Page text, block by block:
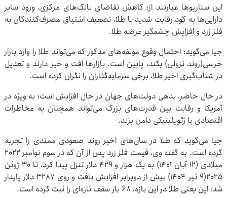
این سناریوها عبارتند از: کاهش تقاضای بانک‌های مرکزی، ورود سایر
دارایی‌ها به گود رقابت شدید با طلا، تضعیف اشتیاق مصرف‌کنندگان به
فلز زرد و افزایش چشمگیر عرضه طلا.
جیا می‌گوید: احتمال وقوع مولفه‌های مذکور که می‌تواند طلا را وارد بازار
خرسی(روند نزولی) بکند، پایین است. بازارها افت و خیز دارند و تعدیل
در شتاب‌گیری اخیر طلا، برخی سرمایه‌گذاران را نگران کرده است.
در حال حاضر، بدهی دولت‌های جهان در حال افزایش است؛ به ویژه در
آمریکا و رقابت بین قدرت‌های بزرگ می‌تواند همچنان به مخاطرات
اقتصادی یا ژئوپلیتیکی دامن بزند.
جیا می‌گوید که طلا در سال‌های اخیر روند صعودی ممتدی را تجربه
کرده است. به گفته وی، قیمت فلز زرد پس از آن که در سوم نوامبر ۲۰۲۲
میلادی (۱۲ آبان ۱۴۰۱) به یک هزار و ۴۲۹ دلار تنزل پیدا کرد، تا ۳۰ ژوئن
۲۰۲۵(۹ تیر ۱۴۰۴) بیش از دوبرابر افزایش یافت و روی ۳۲۸۷ دلار پایدار
شد؛ این یعنی طلا در این بازه، ۶۸ بار سقف تازه‌ای را ثبت کرده است.